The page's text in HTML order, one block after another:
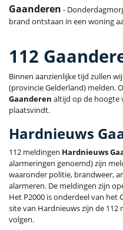
Gaanderen -
brand ontstaan in een woning
112
Binnen aanzienlijke tijd zullen
(provincie Gelderland) melden.
Gaanderen altijd op de hoogte
plaatsvindt.
Hardnieuws
112 meldingen Hardnieuws
alarmeringen genoemd) zijn
waaronder politie, brandweer,
alarmeren. De meldingen zijn
Het P2000 is onderdeel van het
site van Hardnieuws zijn de
volgen.